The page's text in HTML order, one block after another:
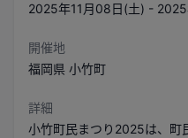
2025年11月08日(土) -
開催地
福岡県 小竹町
詳細
小竹町民まつり2025は、町